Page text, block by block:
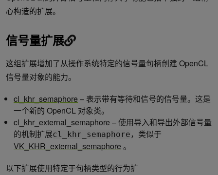
心构造的扩展。
信号量扩展
这组扩展增加了从操作系统特定的信号量句柄创建 OpenCL
信号量对象的能力。
cl_khr_semaphore – 表示带有等待和信号的信号量。这是
一个新的 OpenCL 对象类。
cl_khr_external_semaphore – 使用导入和导出外部信号量
的机制扩展cl_khr_semaphore ，类似于
VK_KHR_external_semaphore 。
以下扩展使用特定于句柄类型的行为扩